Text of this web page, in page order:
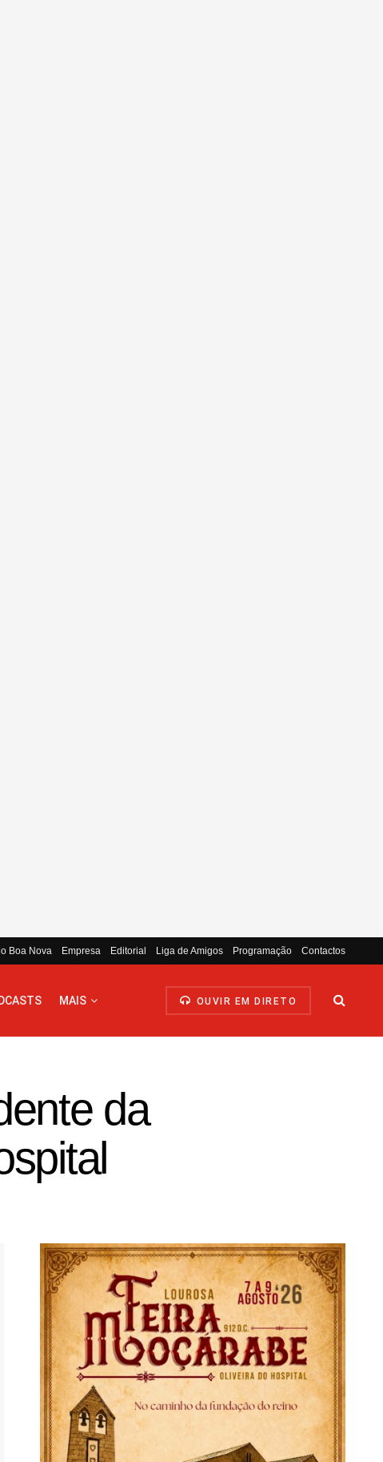
Boa Nova Empresa Editorial Liga de Amigos Programação Contactos
MAIS OUVIR EM DIRETO
da